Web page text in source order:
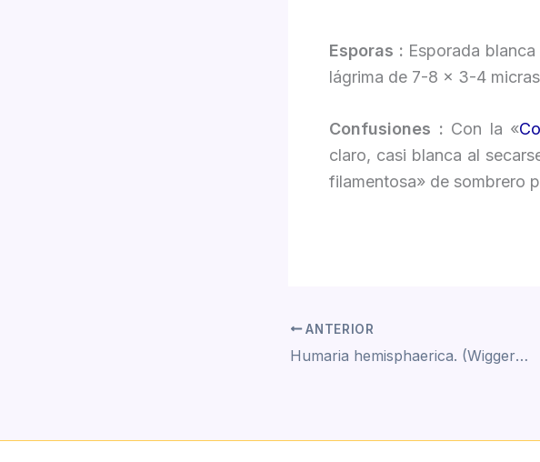
Esporas : Esporada
lágrima de 7-8 x 3-4
Confusiones : Con la «
claro, casi blanca al
filamentosa» de sombrero
ANTERIOR
Humaria hemisphaerica. (Wiggers ex Fr.) Fuckel (1870)